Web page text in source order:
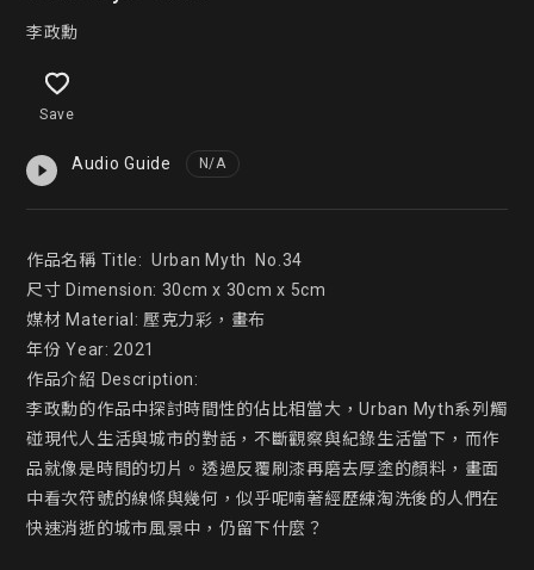
李政勳
Save
Audio Guide N/A
作品名稱 Title:  Urban Myth  No.34
尺寸 Dimension: 30cm x 30cm x 5cm
媒材 Material: 壓克力彩，畫布
年份 Year: 2021
作品介紹 Description:
李政勳的作品中探討時間性的佔比相當大，Urban Myth系列觸
碰現代人生活與城市的對話，不斷觀察與紀錄生活當下，而作
品就像是時間的切片。透過反覆刷漆再磨去厚塗的顏料，畫面
中看次符號的線條與幾何，似乎呢喃著經歷練淘洗後的人們在
快速消逝的城市風景中，仍留下什麼？